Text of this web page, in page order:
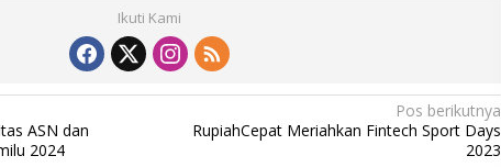
Ikuti Kami
ASN dan
2024
Pos berikutnya
RupiahCepat Meriahkan Fintech Sport Days
2023